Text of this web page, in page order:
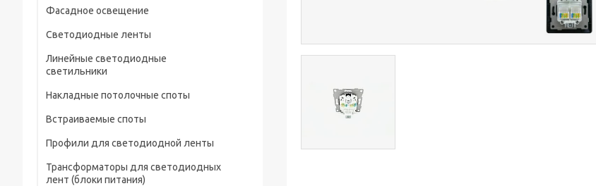
Фасадное освещение
Светодиодные ленты
Линейные светодиодные
светильники
Накладные потолочные споты
Встраиваемые споты
Профили для светодиодной ленты
Трансформаторы для светодиодных
лент (блоки питания)